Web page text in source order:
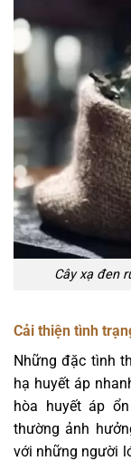
Cây xạ đen
Cải thiện tình
Những đặc tình
hạ huyết áp
hòa huyết áp
thường ảnh
với những người